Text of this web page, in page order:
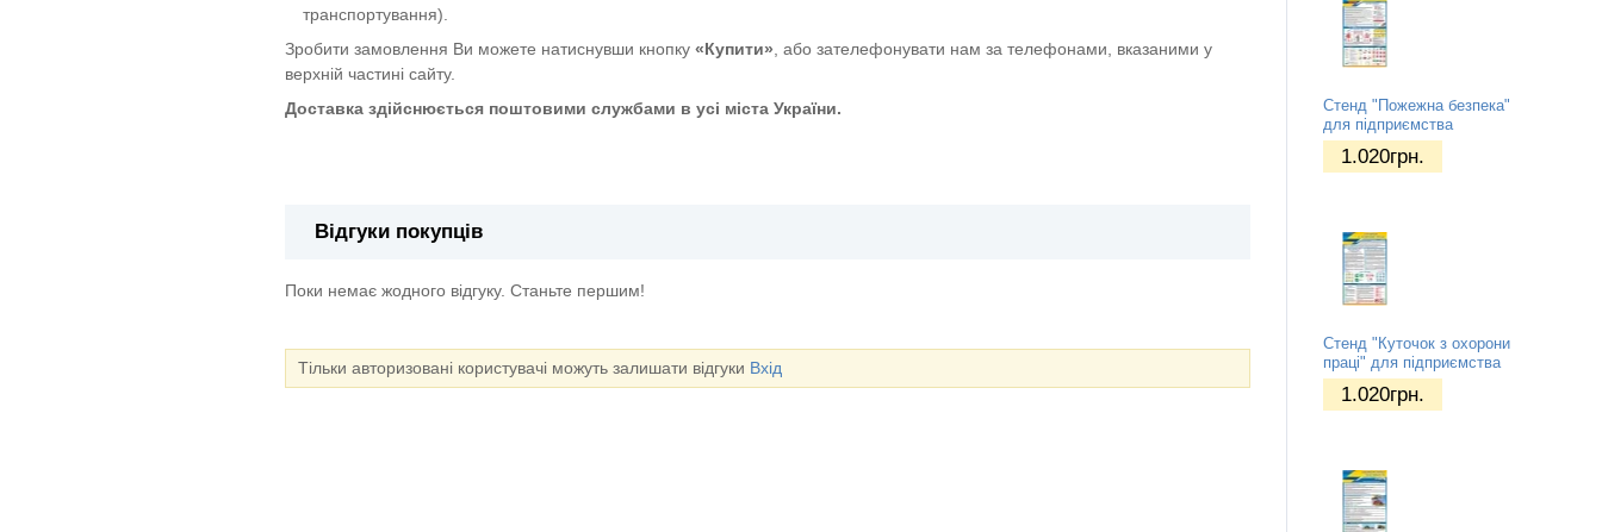
транспортування).
Зробити замовлення Ви можете натиснувши кнопку «Купити» , або зателефонувати нам за телефонами, вказаними у
верхній частині сайту.
Доставка здійснюється поштовими службами в усі міста України.
Відгуки покупців
Поки немає жодного відгуку. Станьте першим!
Тільки авторизовані користувачі можуть залишати відгуки Вхід
Стенд "Пожежна безпека"
для підприємства
1.020грн.
Стенд "Куточок з охорони
праці" для підприємства
1.020грн.